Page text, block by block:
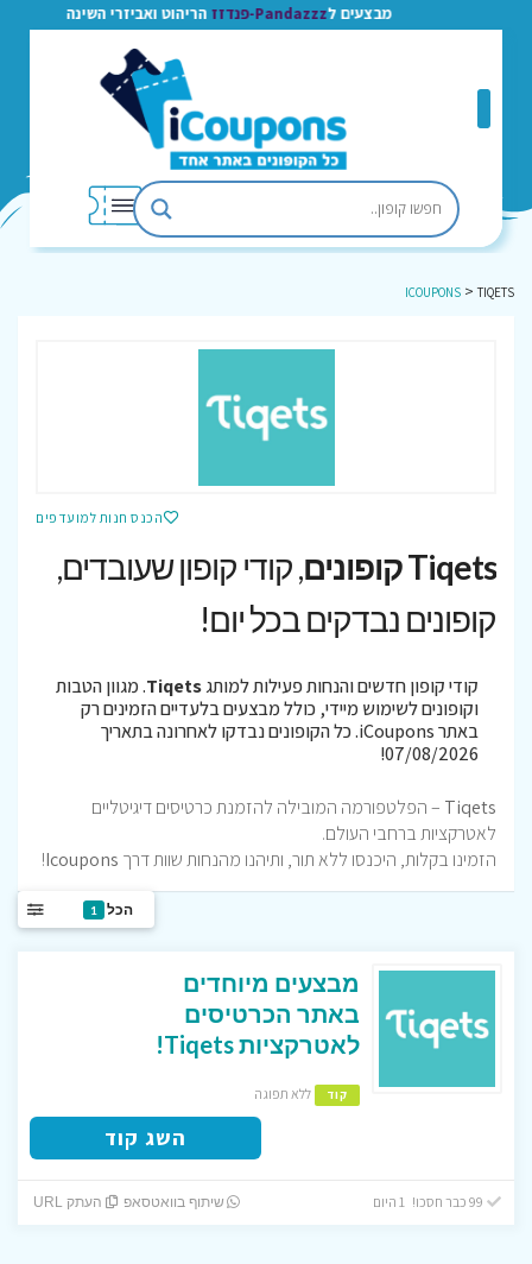
מבצעים לPandazzz-פנדזז הריהוט ואביזרי השינה
ICOUPONS > TIQETS
הכנס חנות למועדפים
Tiqets קופונים
, קודי קופון שעובדים,
קופונים נבדקים בכל יום!
קודי קופון חדשים והנחות פעילות למותגTiqets. מגוון הטבות
וקופונים לשימוש מיידי, כולל מבצעים בלעדיים הזמינים רק
באתר iCoupons. כל הקופונים נבדקו לאחרונה בתאריך
07/08/2026!
Tiqets – הפלטפורמה המובילה להזמנת כרטיסים דיגיטליים
לאטרקציות ברחבי העולם.
הזמינו בקלות, היכנסו ללא תור, ותיהנו מהנחות שוות דרך Icoupons
!
הכל 1
מבצעים מיוחדים
באתר הכרטיסים
לאטרקציות Tiqets!
קוד ללא תפוגה
השג קוד
שיתוף בוואטסאפ העתק URL